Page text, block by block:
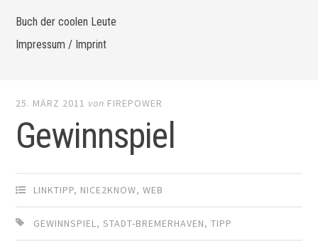
Buch der coolen Leute
Impressum / Imprint
25. MÄRZ 2011 von FIREPOWER
Gewinnspiel
LINKTIPP, NICE2KNOW,WEB
GEWINNSPIEL,STADT-BREMERHAVEN,TIPP